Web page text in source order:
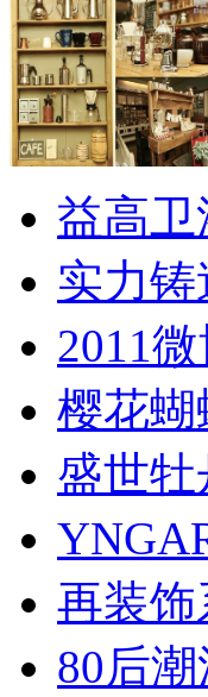
益高
实力
2011
樱花蝴
盛世
再装饰
80后